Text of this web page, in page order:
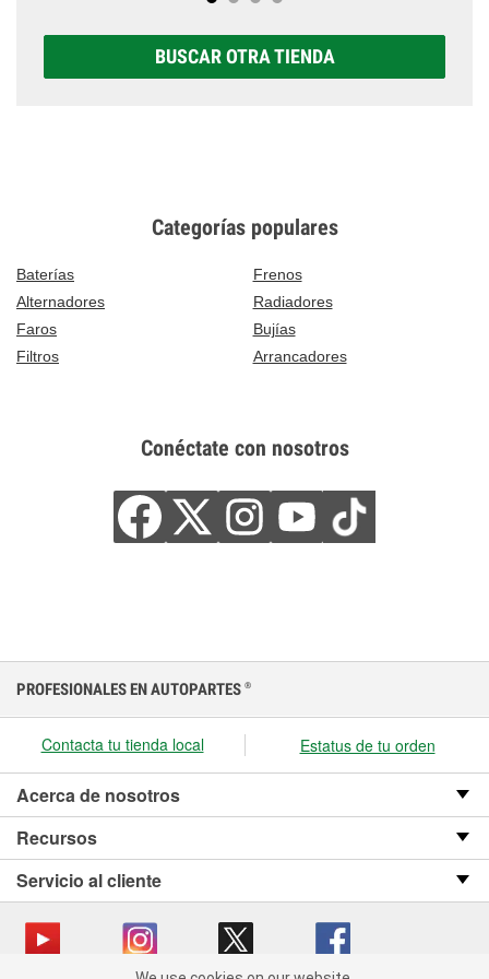
BUSCAR OTRA TIENDA
Categorías populares
Baterías
Frenos
Alternadores
Radiadores
Faros
Bujías
Filtros
Arrancadores
Conéctate con nosotros
PROFESIONALES EN AUTOPARTES ®
Contacta tu tienda local Estatus de tu orden
Acerca de nosotros
Recursos
Servicio al cliente